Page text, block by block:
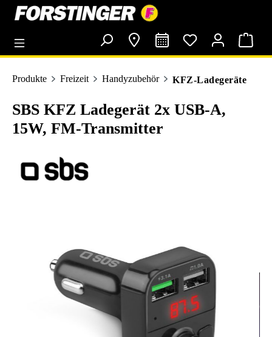
springen
Produkte Freizeit Handyzubehör KFZ-Ladegeräte
SBS KFZ Ladegerät 2x USB-A,
15W, FM-Transmitter